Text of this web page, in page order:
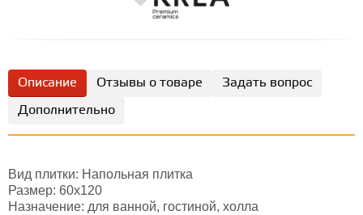
Описание Отзывы о товаре
Задать вопрос
Дополнительно
Вид плитки: Напольная плитка
Размер: 60х120
Назначение: для ванной, гостиной, холла